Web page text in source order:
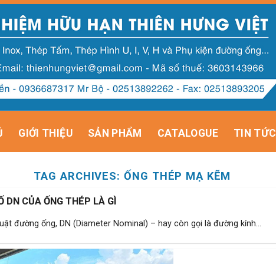
GIỚI THIỆU SẢN PHẨM CATALOGUE TIN TỨC
TAG ARCHIVES:ỐNG THÉP MẠ KẼM
DN CỦA ỐNG THÉP LÀ GÌ
đường ống, DN (Diameter Nominal) – hay còn gọi là đường kính...